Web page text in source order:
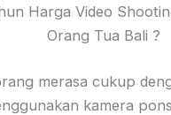
Harga Video
Orang Tua Bali ?
merasa cukup
kamera